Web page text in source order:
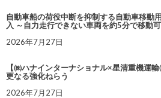
自動車船の荷役中断を抑制する自動車移動
入 ～自力走行できない車両を約5分で移動
2026年7月27日
【㈱ハナインターナショナル×星清重機運
更なる強化ねらう
2026年7月27日